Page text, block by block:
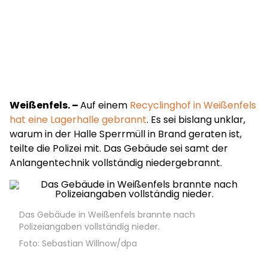
Weißenfels. –Auf einem Recyclinghof in Weißenfels
hat eine Lagerhalle gebrannt. Es sei bislang unklar,
warum in der Halle Sperrmüll in Brand geraten ist,
teilte die Polizei mit. Das Gebäude sei samt der
Anlangentechnik vollständig niedergebrannt.
Das Gebäude in Weißenfels brannte nach
Polizeiangaben vollständig nieder.
Foto: Sebastian Willnow/dpa